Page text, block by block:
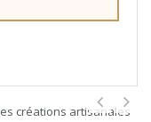
créations artisanales